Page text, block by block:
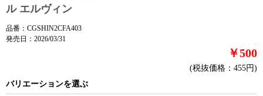
ル エルヴィン
品番：CGSHIN2CFA403
発売日：2026/03/31
￥500
(税抜価格：455円)
バリエーションを選ぶ